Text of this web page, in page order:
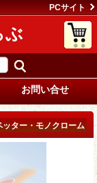
PCサイト
ぶ
お問い合せ
ッター・モノクローム